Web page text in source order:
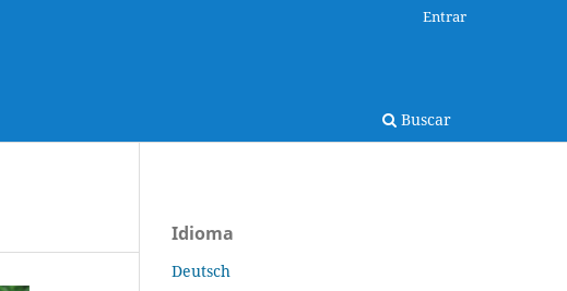
Buscar
Entrar
Idioma
Deutsch